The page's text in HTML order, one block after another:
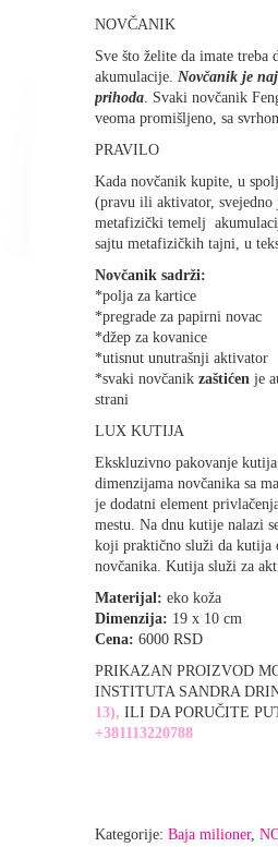
NOVČANIK
Sve što želite da imate treba
akumulacije. Novčanik je
prihoda. Svaki novčanik
veoma promišljeno, sa
PRAVILO
Kada novčanik kupite, u
(pravu ili aktivator,
metafizički temelj
sajtu metafizičkih tajni, u
Novčanik sadrži:
*polja za kartice
*pregrade za papirni novac
*džep za kovanice
*utisnut unutrašnji aktivator
*svaki novčanik zaštićen je
strani
LUX KUTIJA
Ekskluzivno pakovanje
dimenzijama novčanika sa
je dodatni element
mestu. Na dnu kutije nalazi
koji praktično služi da kutija
novčanika. Kutija služi za
Materijal: eko koža
Dimenzija: 19 x 10 cm
Cena: 6000 RSD
PRIKAZAN PROIZVOD
INSTITUTA SANDRA
13), ILI DA PORUČITE
+381113220788
Kategorije: Baja milioner,